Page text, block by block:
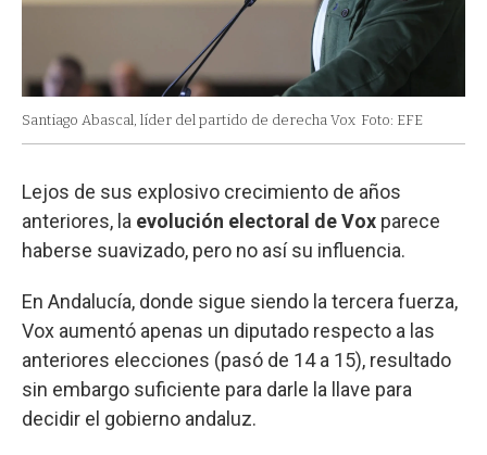
Santiago Abascal, líder del partido de derecha Vox Foto: EFE
Lejos de sus explosivo crecimiento de años
anteriores, la evolución electoral de Vox parece
haberse suavizado, pero no así su influencia.
En Andalucía, donde sigue siendo la tercera fuerza,
Vox aumentó apenas un diputado respecto a las
anteriores elecciones (pasó de 14 a 15), resultado
sin embargo suficiente para darle la llave para
decidir el gobierno andaluz.